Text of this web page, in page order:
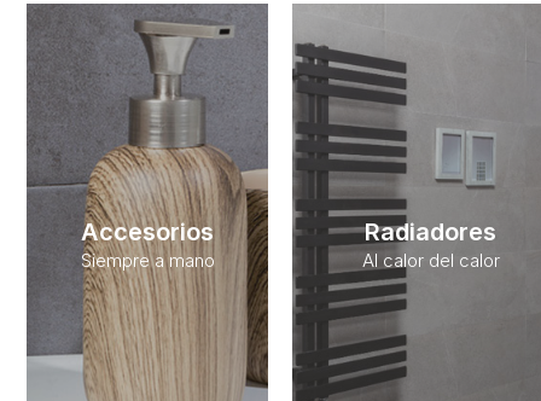
Accesorios
Siempre a mano
Radiadores
Al calor del calor